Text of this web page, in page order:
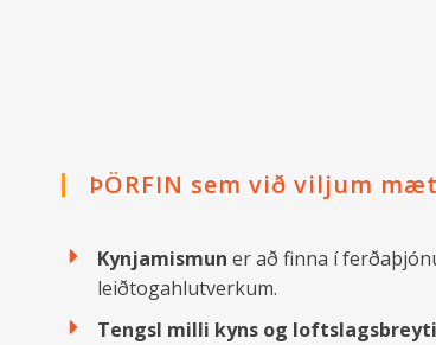
ÞÖRFIN sem við viljum
Kynjamismun er að finna í
leiðtogahlutverkum.
Tengsl milli kyns og